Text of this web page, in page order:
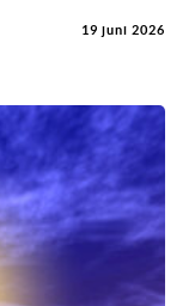
19 juni 2026